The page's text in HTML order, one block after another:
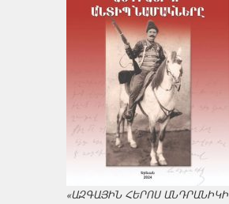
«ԱԶԳԱՅԻՆ ՀԵՐՈՍ ԱՆԴՐԱՆԻԿԻ